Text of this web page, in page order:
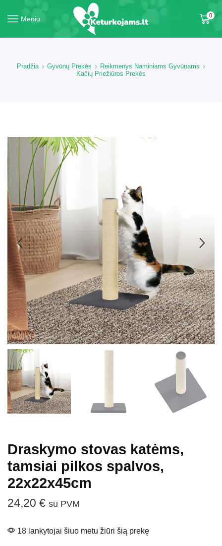
Meniu 0
Pradžia Gyvūnų Prekės
Reikmenys Naminiams Gyvūnams
Kačių Priežiūros Prekės
Draskymo stovas katėms,
tamsiai pilkos spalvos,
22x22x45cm
24,20 € su PVM
18 lankytojai šiuo metu žiūri šią prekę